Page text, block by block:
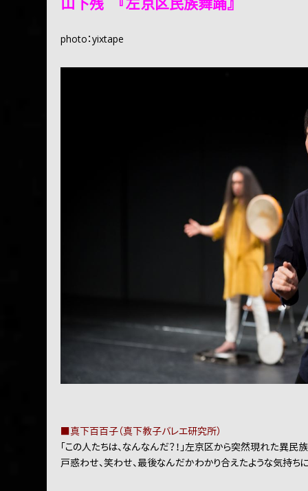
山下残 『左京区民族舞踊』
photo：yixtape
■真下百百子（真下教子バレエ研究所）
「この人たちは、なんなんだ？！」左京区から突然現れた異
戸惑わせ、笑わせ、最後なんだかわかり合えたような気持ち